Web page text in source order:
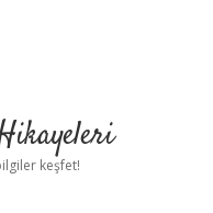
keşfet!